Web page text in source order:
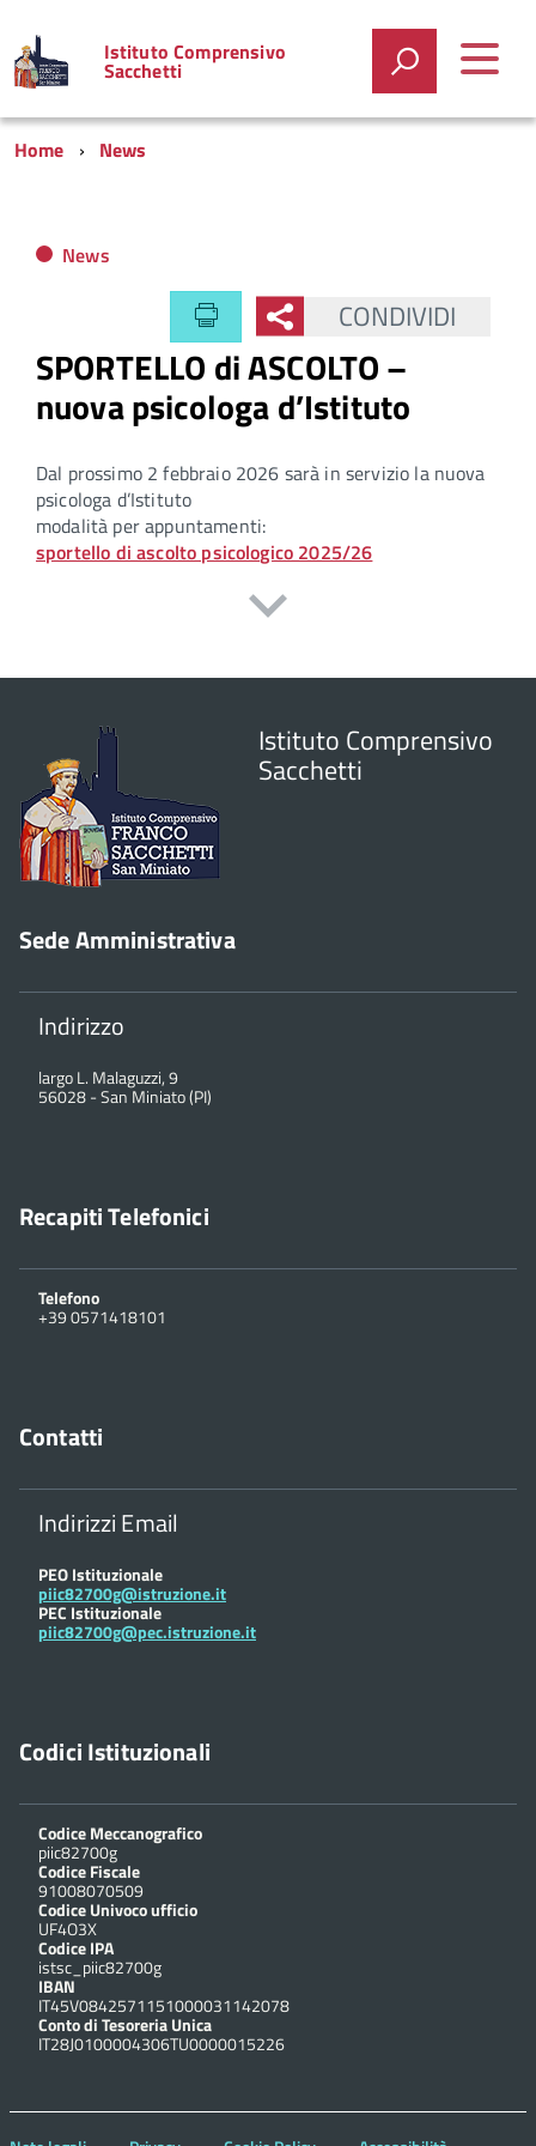
Istituto Comprensivo
Sacchetti
Home News
News
CONDIVIDI
SPORTELLO di ASCOLTO –
nuova psicologa d’Istituto
Dal prossimo 2 febbraio 2026 sarà in servizio la nuova
psicologa d’Istituto
modalità per appuntamenti:
sportello di ascolto psicologico 2025/26
Istituto Comprensivo
Sacchetti
Sede Amministrativa
Indirizzo
largo L. Malaguzzi, 9
56028-San Miniato (PI)
Recapiti Telefonici
Telefono
+39 0571418101
Contatti
Indirizzi Email
PEO Istituzionale
piic82700g@istruzione.it
PEC Istituzionale
piic82700g@pec.istruzione.it
Codici Istituzionali
Codice Meccanografico
piic82700g
Codice Fiscale
91008070509
Codice Univoco ufficio
UF4O3X
Codice IPA
istsc_piic82700g
IBAN
IT45V0842571151000031142078
Conto di Tesoreria Unica
IT28J0100004306TU0000015226